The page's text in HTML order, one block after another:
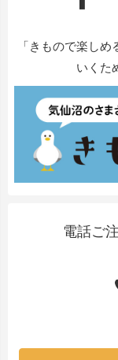
「きもので楽し
いくた
電話ご